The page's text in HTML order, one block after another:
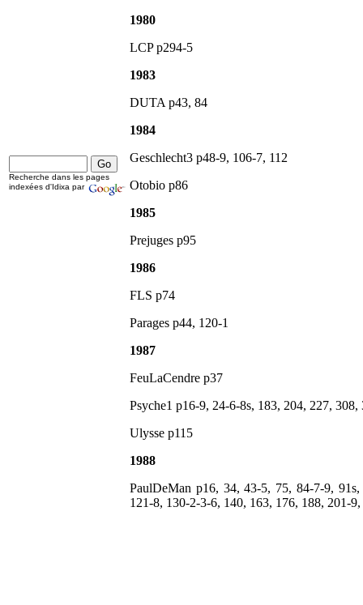
1980
LCP p294-5
1983
DUTA p43, 84
1984
Geschlecht3 p48-9, 106-7, 112
Otobio p86
1985
Prejuges p95
1986
FLS p74
Parages p44, 120-1
1987
FeuLaCendre p37
Psyche1 p16-9, 24-6-8s, 183, 204, 227, 308,
Ulysse p115
1988
PaulDeMan p16, 34, 43-5, 75, 84-7-9, 91s,
121-8, 130-2-3-6, 140, 163, 176, 188, 201-
Recherche dans les pages
indexées d'Idixa par